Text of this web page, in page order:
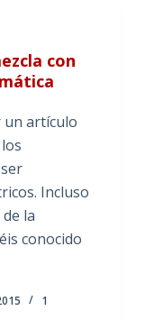
con
un artículo
Incluso
la
conocido
1